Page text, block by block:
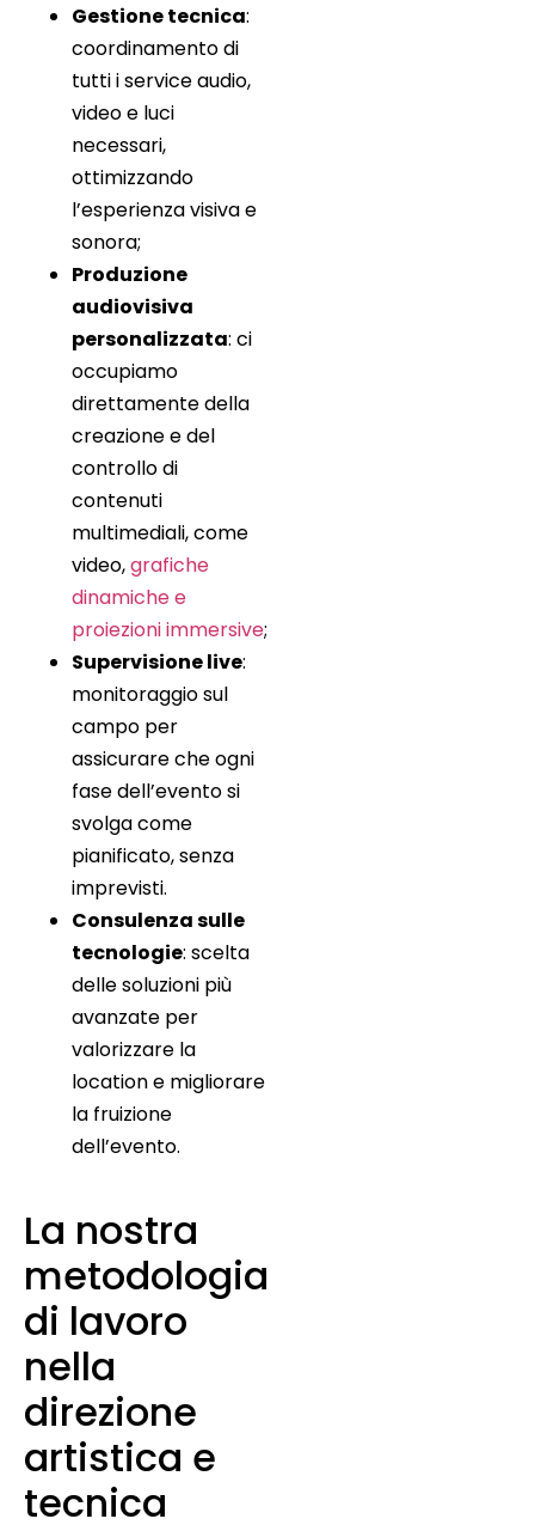
Gestione tecnica:
coordinamento di
tutti i service audio,
video e luci
necessari,
ottimizzando
l’esperienza visiva e
sonora;
Produzione
audiovisiva
personalizzata: ci
occupiamo
direttamente della
creazione e del
controllo di
contenuti
multimediali, come
video,grafiche
dinamiche e
proiezioni immersive;
Supervisione live:
monitoraggio sul
campo per
assicurare che ogni
fase dell’evento si
svolga come
pianificato, senza
imprevisti.
Consulenza sulle
tecnologie: scelta
delle soluzioni più
avanzate per
valorizzare la
location e migliorare
la fruizione
dell’evento.
La nostra
metodologia
di lavoro
nella
direzione
artistica e
tecnica